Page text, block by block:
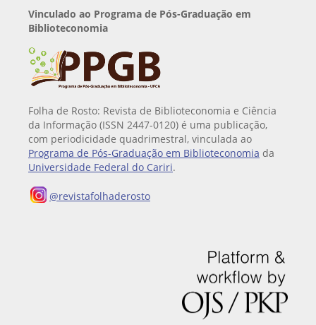
Vinculado ao Programa de Pós-Graduação em
Biblioteconomia
Folha de Rosto: Revista de Biblioteconomia e Ciência
da Informação (ISSN 2447-0120) é uma publicação,
com periodicidade quadrimestral, vinculada ao
Programa de Pós-Graduação em Biblioteconomia da
Universidade Federal do Cariri.
@revistafolhaderosto